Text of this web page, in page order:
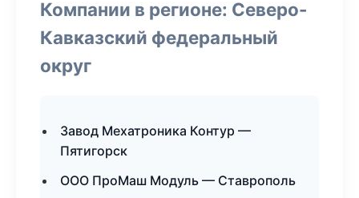
Компании в регионе: Северо-
Кавказский федеральный
округ
Завод Мехатроника Контур —
Пятигорск
ООО ПроМаш Модуль — Ставрополь